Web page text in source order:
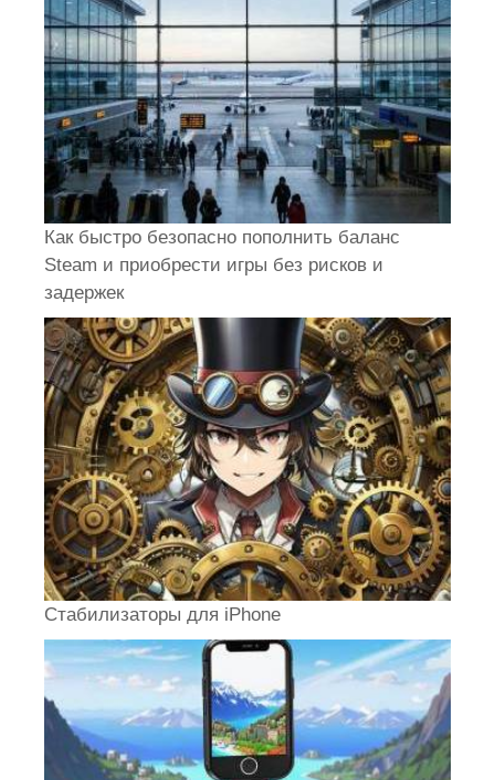
Как быстро безопасно пополнить баланс
Steam и приобрести игры без рисков и
задержек
Стабилизаторы для iPhone